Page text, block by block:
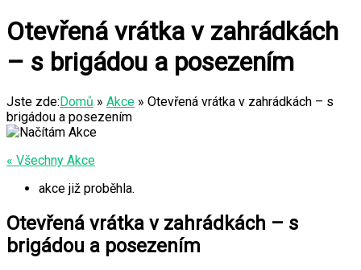
Otevřená vrátka v zahrádkách
– s brigádou a posezením
Jste zde: Domů » Akce » Otevřená vrátka v zahrádkách – s
brigádou a posezením
« Všechny Akce
akce již proběhla.
Otevřená vrátka v zahrádkách – s
brigádou a posezením